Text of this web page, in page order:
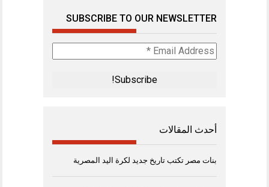
SUBSCRIBE TO OUR NEWSLETTER
Email
Address
أحدث المقالات
بنات مصر تكتب تاريخ جديد لكرة اليد المصرية